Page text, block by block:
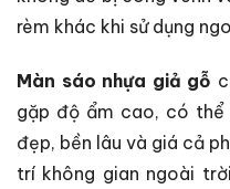
rèm khác khi sử dụng
Màn sáo nhựa giả gỗ
gặp độ ẩm cao, có thể
đẹp, bền lâu và giá cả
trí không gian ngoài